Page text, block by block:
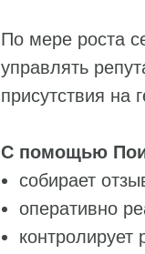
По мере роста
управлять
присутствия на
С помощью
собирает
оперативно